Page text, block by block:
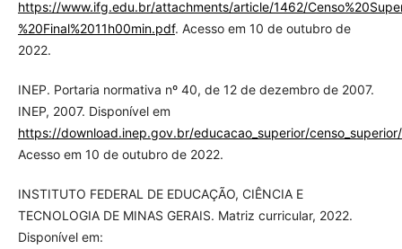
https://www.ifg.edu.br/attachments/article/1462/
%20Final%2011h00min.pdf. Acesso em 10 de outubro de
2022.
INEP. Portaria normativa nº 40, de 12 de dezembro de 2007.
INEP, 2007. Disponível em
https://download.inep.gov.br/educacao_superior/
Acesso em 10 de outubro de 2022.
INSTITUTO FEDERAL DE EDUCAÇÃO, CIÊNCIA E
TECNOLOGIA DE MINAS GERAIS. Matriz curricular, 2022.
Disponível em: